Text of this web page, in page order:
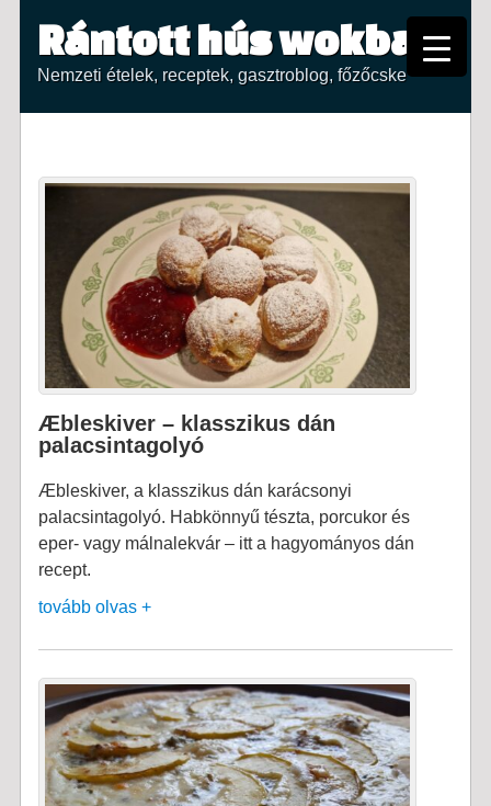
Rántott hús wokban
Nemzeti ételek, receptek, gasztroblog, főzőcske
Æbleskiver – klasszikus dán
palacsintagolyó
Æbleskiver, a klasszikus dán karácsonyi
palacsintagolyó. Habkönnyű tészta, porcukor és
eper- vagy málnalekvár – itt a hagyományos dán
recept.
tovább olvas +